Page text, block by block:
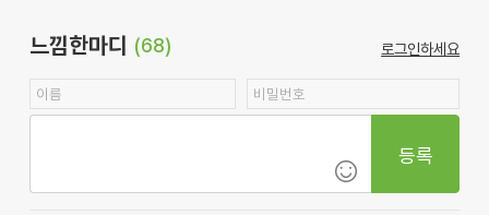
느낌한마디 (68) 로그인하세요
등록